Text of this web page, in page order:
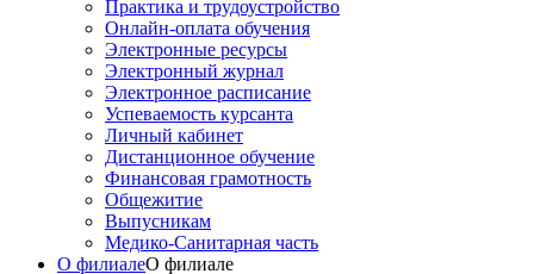
Практика и трудоустройство
Онлайн-оплата обучения
Электронные ресурсы
Электронный журнал
Электронное расписание
Успеваемость курсанта
Личный кабинет
Дистанционное обучение
Финансовая грамотность
Общежитие
Выпусникам
Медико-Санитарная часть
О филиалеО филиале